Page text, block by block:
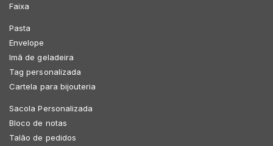
Faixa
Pasta
Envelope
Imã de geladeira
Tag personalizada
Cartela para bijouteria
Sacola Personalizada
Bloco de notas
Talão de pedidos